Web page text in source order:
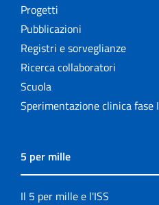
Progetti
Pubblicazioni
Registri e sorveglianze
Ricerca collaboratori
Scuola
Sperimentazione clinica fase I
5 per mille
Il 5 per mille e l'ISS